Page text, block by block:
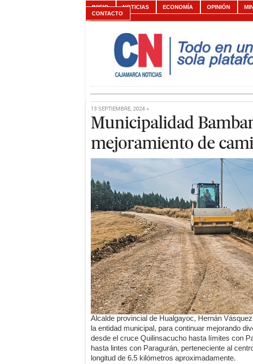
INICIO NOTICIAS ECONOMÍA OPINIÓN
CONTACTO
13 SEPTIEMBRE, 2024 »
Municipalidad
mejoramiento de
Alcalde provincial de Hualgayoc, Hernán
la entidad municipal, para continuar mejorando
desde el cruce Quilinsacucho hasta límites con
hasta lintes con Paragurán, perteneciente al
longitud de 6.5 kilómetros aproximadamente.